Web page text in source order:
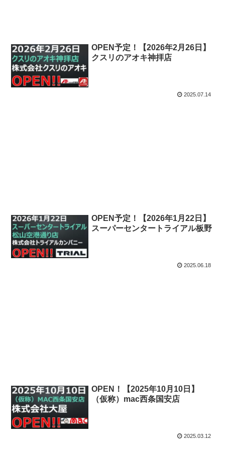
OPEN予定！【2026年2月26日】
クスリのアオキ神拝店
2025.07.14
OPEN予定！【2026年1月22日】
スーパーセンタートライアル板野
2025.06.18
OPEN！【2025年10月10日】
（仮称）mac西条国安店
2025.03.12